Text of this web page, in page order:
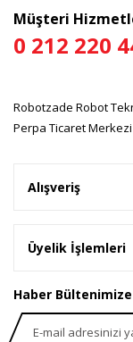
Müşteri
0 212 220
Robotzade Robot
Perpa Ticaret Merkezi
Alışveriş
Üyelik İşlemleri
Haber